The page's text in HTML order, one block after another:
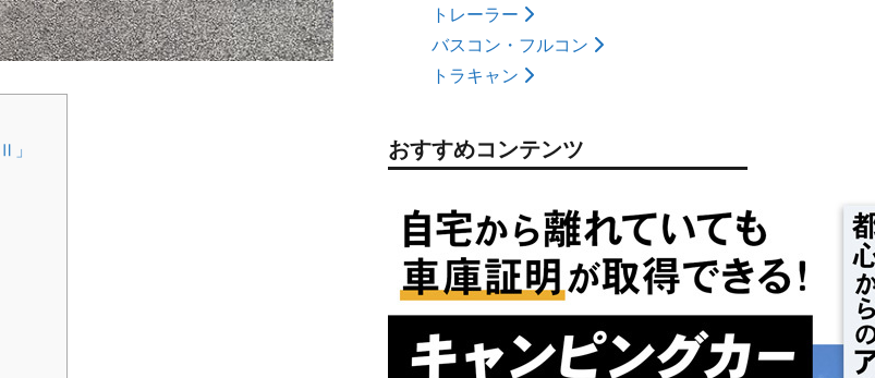
」
トレーラー
バスコン・フルコン
トラキャン
おすすめコンテンツ